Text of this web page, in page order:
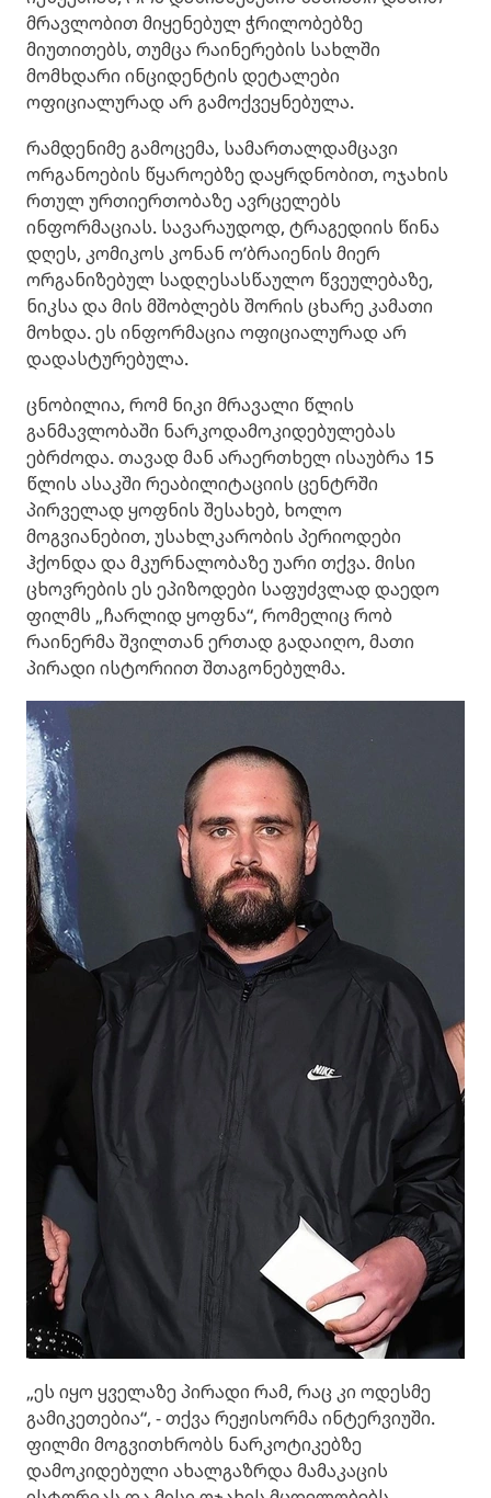
მრავლობით მიყენებულ ჭრილობებზე
მიუთითებს, თუმცა რაინერების სახლში
მომხდარი ინციდენტის დეტალები
ოფიციალურად არ გამოქვეყნებულა.
რამდენიმე გამოცემა, სამართალდამცავი
ორგანოების წყაროებზე დაყრდნობით, ოჯახის
რთულ ურთიერთობაზე ავრცელებს
ინფორმაციას. სავარაუდოდ, ტრაგედიის წინა
დღეს, კომიკოს კონან ო’ბრაიენის მიერ
ორგანიზებულ სადღესასწაულო წვეულებაზე,
ნიკსა და მის მშობლებს შორის ცხარე კამათი
მოხდა. ეს ინფორმაცია ოფიციალურად არ
დადასტურებულა.
ცნობილია, რომ ნიკი მრავალი წლის
განმავლობაში ნარკოდამოკიდებულებას
ებრძოდა. თავად მან არაერთხელ ისაუბრა 15
წლის ასაკში რეაბილიტაციის ცენტრში
პირველად ყოფნის შესახებ, ხოლო
მოგვიანებით, უსახლკარობის პერიოდები
ჰქონდა და მკურნალობაზე უარი თქვა. მისი
ცხოვრების ეს ეპიზოდები საფუძვლად დაედო
ფილმს „ჩარლიდ ყოფნა“, რომელიც რობ
რაინერმა შვილთან ერთად გადაიღო, მათი
პირადი ისტორიით შთაგონებულმა.
„ეს იყო ყველაზე პირადი რამ, რაც კი ოდესმე
გამიკეთებია“, - თქვა რეჟისორმა ინტერვიუში.
ფილმი მოგვითხრობს ნარკოტიკებზე
დამოკიდებული ახალგაზრდა მამაკაცის